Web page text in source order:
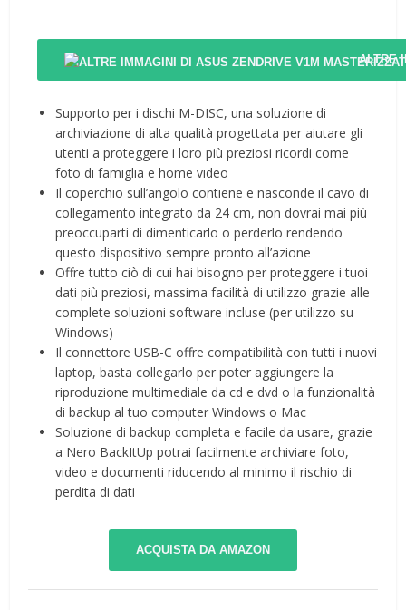
ALTRE
Supporto per i dischi M-DISC, una soluzione di
archiviazione di alta qualità progettata per aiutare gli
utenti a proteggere i loro più preziosi ricordi come
foto di famiglia e home video
Il coperchio sull’angolo contiene e nasconde il cavo di
collegamento integrato da 24 cm, non dovrai mai più
preoccuparti di dimenticarlo o perderlo rendendo
questo dispositivo sempre pronto all’azione
Offre tutto ciò di cui hai bisogno per proteggere i tuoi
dati più preziosi, massima facilità di utilizzo grazie alle
complete soluzioni software incluse (per utilizzo su
Windows)
Il connettore USB-C offre compatibilità con tutti i nuovi
laptop, basta collegarlo per poter aggiungere la
riproduzione multimediale da cd e dvd o la funzionalità
di backup al tuo computer Windows o Mac
Soluzione di backup completa e facile da usare, grazie
a Nero BackItUp potrai facilmente archiviare foto,
video e documenti riducendo al minimo il rischio di
perdita di dati
ACQUISTA DA AMAZON